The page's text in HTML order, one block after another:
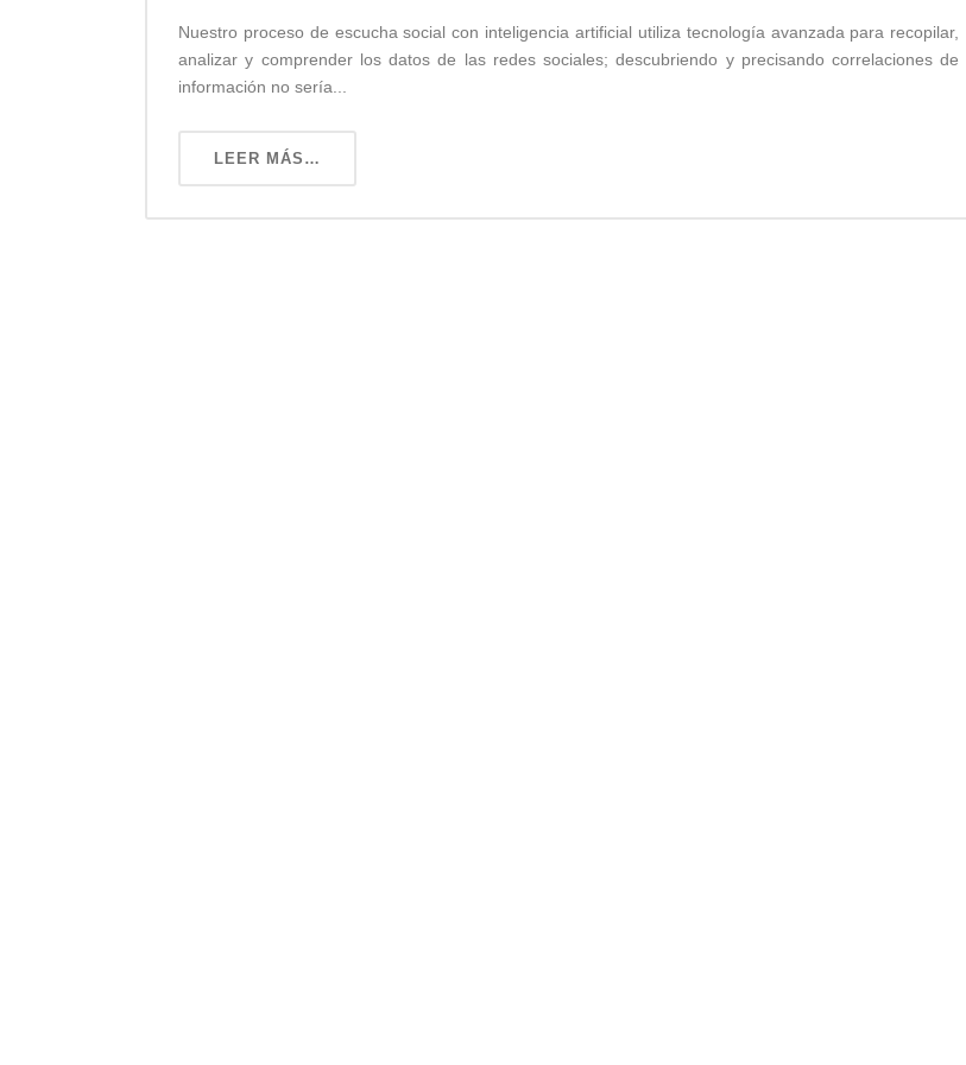
Nuestro proceso de escucha social con inteligencia artificial utiliza tecnología avanzada para recopilar,
analizar y comprender los datos de las redes sociales; descubriendo y precisando correlaciones de
información no sería...
LEER MÁS…